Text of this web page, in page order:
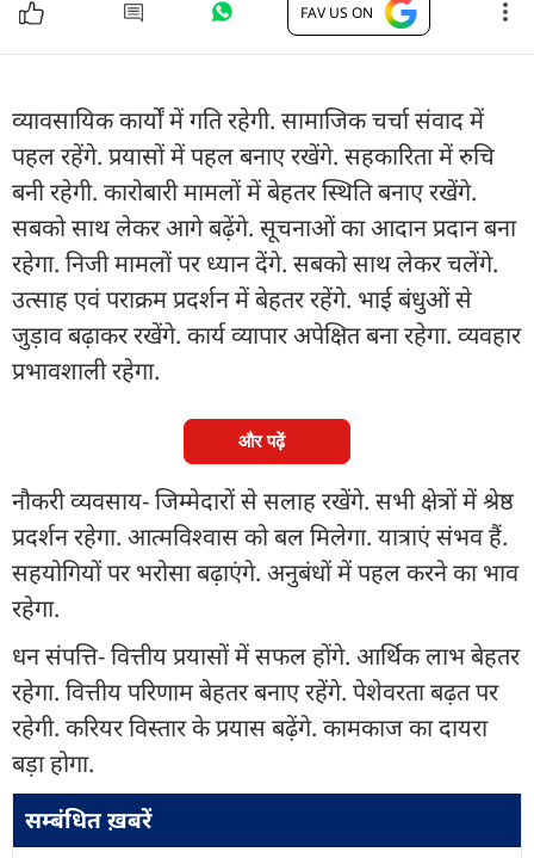
FAV US ON
व्यावसायिक कार्यों में गति रहेगी. सामाजिक चर्चा संवाद में
पहल रहेंगे. प्रयासों में पहल बनाए रखेंगे. सहकारिता में रुचि
बनी रहेगी. कारोबारी मामलों में बेहतर स्थिति बनाए रखेंगे.
सबको साथ लेकर आगे बढ़ेंगे. सूचनाओं का आदान प्रदान बना
रहेगा. निजी मामलों पर ध्यान देंगे. सबको साथ लेकर चलेंगे.
उत्साह एवं पराक्रम प्रदर्शन में बेहतर रहेंगे. भाई बंधुओं से
जुड़ाव बढ़ाकर रखेंगे. कार्य व्यापार अपेक्षित बना रहेगा. व्यवहार
प्रभावशाली रहेगा.
और पढ़ें
नौकरी व्यवसाय- जिम्मेदारों से सलाह रखेंगे. सभी क्षेत्रों में श्रेष्ठ
प्रदर्शन रहेगा. आत्मविश्वास को बल मिलेगा. यात्राएं संभव हैं.
सहयोगियों पर भरोसा बढ़ाएंगे. अनुबंधों में पहल करने का भाव
रहेगा.
धन संपत्ति- वित्तीय प्रयासों में सफल होंगे. आर्थिक लाभ बेहतर
रहेगा. वित्तीय परिणाम बेहतर बनाए रहेंगे. पेशेवरता बढ़त पर
रहेगी. करियर विस्तार के प्रयास बढ़ेंगे. कामकाज का दायरा
बड़ा होगा.
सम्बंधित ख़बरें